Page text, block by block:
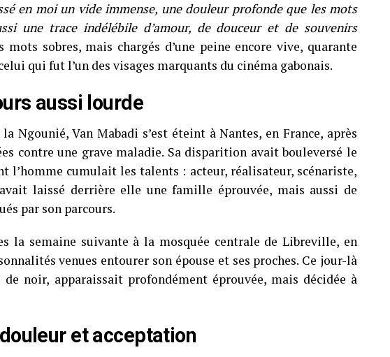
en moi un vide immense, une douleur profonde que les mots
une trace indélébile d’amour, de douceur et de souvenirs
sobres, mais chargés d’une peine encore vive, quarante
qui fut l’un des visages marquants du cinéma gabonais.
aussi lourde
Ngounié, Van Mabadi s’est éteint à Nantes, en France, après
contre une grave maladie. Sa disparition avait bouleversé le
l’homme cumulait les talents : acteur, réalisateur, scénariste,
laissé derrière elle une famille éprouvée, mais aussi de
par son parcours.
la semaine suivante à la mosquée centrale de Libreville, en
venues entourer son épouse et ses proches. Ce jour-là
de noir, apparaissait profondément éprouvée, mais décidée à
et acceptation